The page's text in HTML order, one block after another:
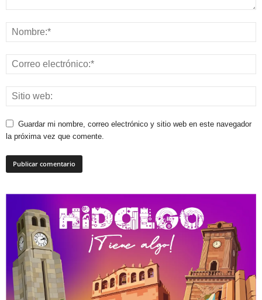
Guardar mi nombre, correo electrónico y sitio web en este navegador
la próxima vez que comente.